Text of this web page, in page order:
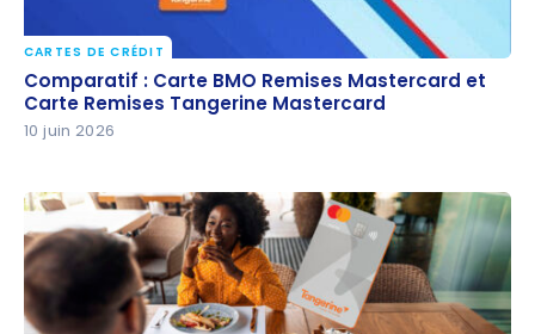
Comparatif : Carte BMO Remises Mastercard et
Carte Remises Tangerine Mastercard
CARTES DE CRÉDIT
Comparatif : Carte BMO Remises Mastercard et
Carte Remises Tangerine Mastercard
10 juin 2026